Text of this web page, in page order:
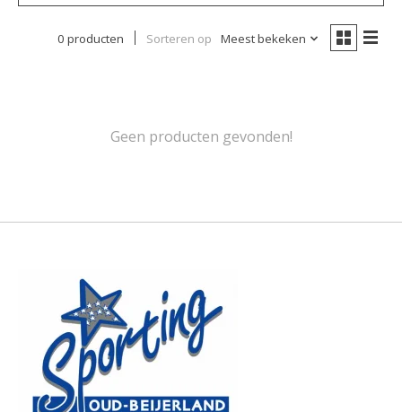
0 producten Sorteren op Meest bekeken
Geen producten gevonden!